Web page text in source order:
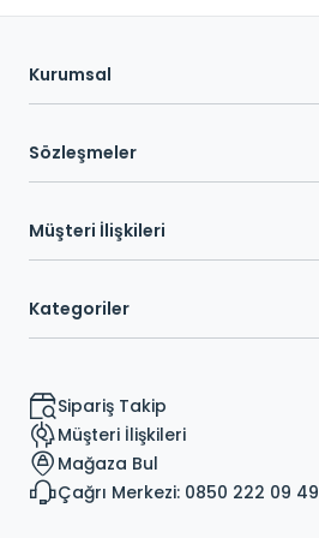
Kurumsal
Sözleşmeler
Müşteri İlişkileri
Kategoriler
Sipariş Takip
Müşteri İlişkileri
Mağaza Bul
Çağrı Merkezi: 0850 222 09 49